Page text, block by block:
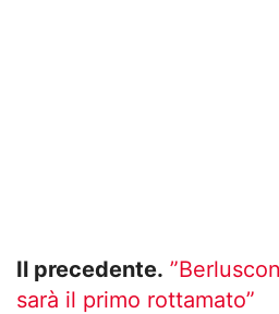
Il precedente.
sarà il primo rottamato”